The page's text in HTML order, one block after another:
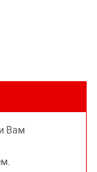
и
к
Вам